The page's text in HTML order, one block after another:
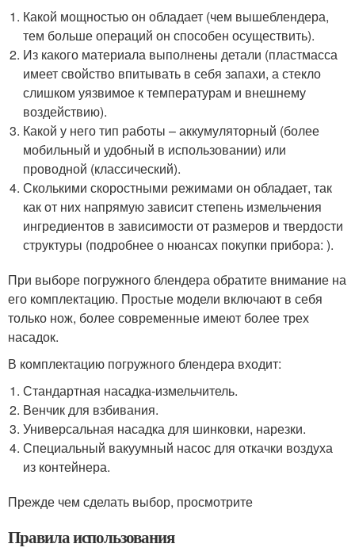
Какой мощностью он обладает (чем вышеблендера,
тем больше операций он способен осуществить).
Из какого материала выполнены детали (пластмасса
имеет свойство впитывать в себя запахи, а стекло
слишком уязвимое к температурам и внешнему
воздействию).
Какой у него тип работы – аккумуляторный (более
мобильный и удобный в использовании) или
проводной (классический).
Сколькими скоростными режимами он обладает, так
как от них напрямую зависит степень измельчения
ингредиентов в зависимости от размеров и твердости
структуры (подробнее о нюансах покупки прибора: ).
При выборе погружного блендера обратите внимание на
его комплектацию. Простые модели включают в себя
только нож, более современные имеют более трех
насадок.
В комплектацию погружного блендера входит:
Стандартная насадка-измельчитель.
Венчик для взбивания.
Универсальная насадка для шинковки, нарезки.
Специальный вакуумный насос для откачки воздуха
из контейнера.
Прежде чем сделать выбор, просмотрите
Правила использования